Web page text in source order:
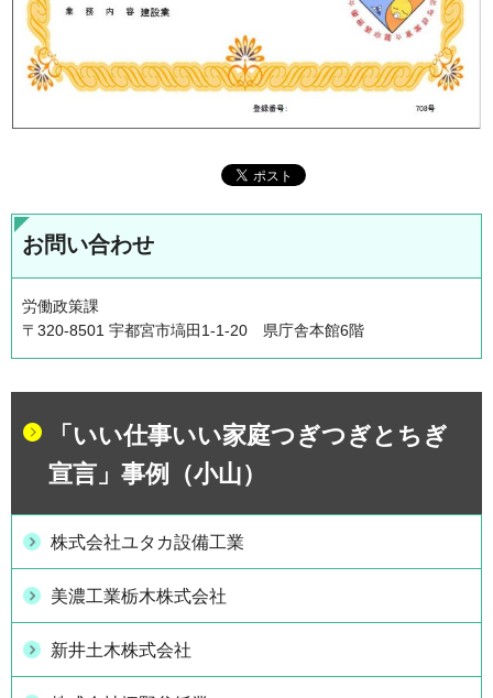
お問い合わせ
労働政策課
〒320-8501 宇都宮市塙田1-1-20 県庁舎本館6階
「いい仕事いい家庭つぎつぎとちぎ
宣言」事例（小山）
株式会社ユタカ設備工業
美濃工業栃木株式会社
新井土木株式会社